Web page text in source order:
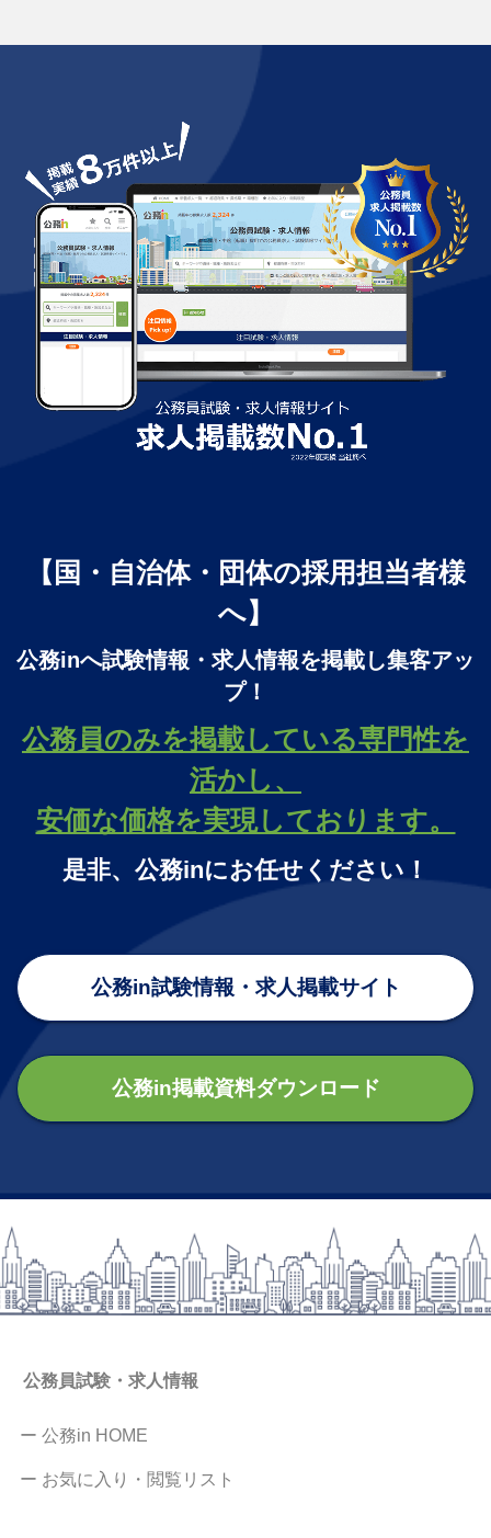
目指す方向けに、職員採用説明会を開催します。江戸川区を志望
子、やりがいなどの実体験をトークセッション形式でお伝えしま
す。江戸川区で働くイメージを少しでも感じていただける内…
【国・自治体・団体の採用担当者様
へ】
公務inへ試験情報・求人情報を掲載し集客アッ
プ！
公務員のみを掲載している専門性を
活かし、
安価な価格を実現しております。
是非、公務inにお任せください！
公務in試験情報・求人掲載サイト
公務in掲載資料ダウンロード
公務員試験・求人情報
ー 公務in HOME
ー お気に入り・閲覧リスト